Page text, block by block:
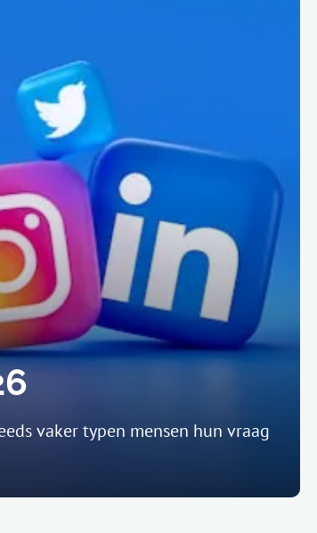
vaker typen mensen hun vraag